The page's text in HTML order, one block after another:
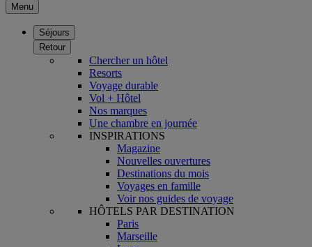
Menu
Séjours
Retour
Chercher un hôtel
Resorts
Voyage durable
Vol + Hôtel
Nos marques
Une chambre en journée
INSPIRATIONS
Magazine
Nouvelles ouvertures
Destinations du mois
Voyages en famille
Voir nos guides de voyage
HÔTELS PAR DESTINATION
Paris
Marseille